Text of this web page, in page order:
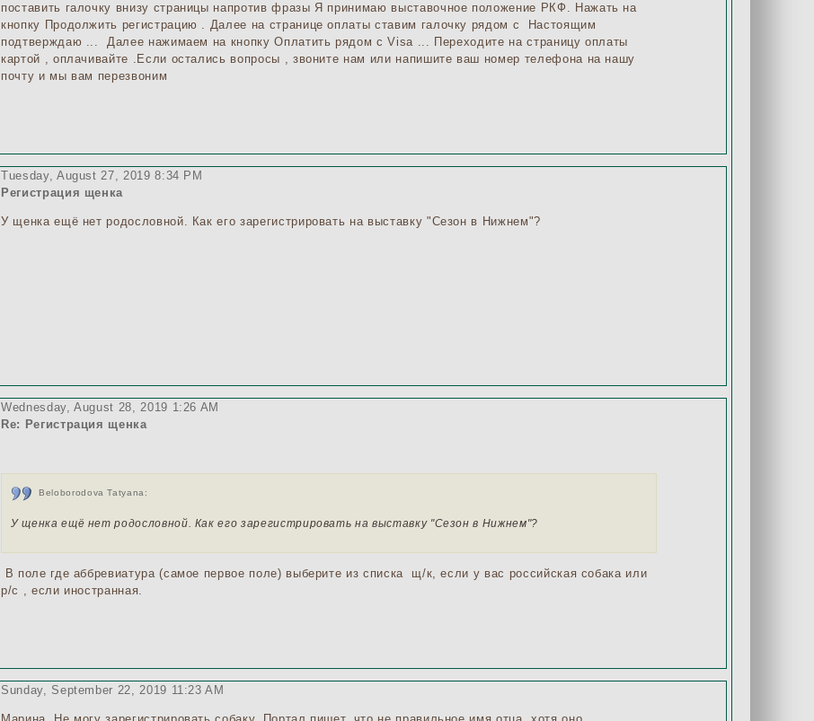
поставить галочку внизу страницы напротив фразы Я принимаю выставочное положение РКФ. Нажать на
кнопку Продолжить регистрацию . Далее на странице оплаты ставим галочку рядом с Настоящим
подтверждаю ... Далее нажимаем на кнопку Оплатить рядом с Visa ... Переходите на страницу оплаты
картой , оплачивайте .Если остались вопросы , звоните нам или напишите ваш номер телефона на нашу
почту и мы вам перезвоним
Tuesday, August 27, 2019 8:34 PM
Регистрация щенка
У щенка ещё нет родословной. Как его зарегистрировать на выставку "Сезон в Нижнем"?
Wednesday, August 28, 2019 1:26 AM
Re: Регистрация щенка
Beloborodova Tatyana:
У щенка ещё нет родословной. Как его зарегистрировать на выставку "Сезон в Нижнем"?
В поле где аббревиатура (самое первое поле) выберите из списка щ/к, если у вас российская собака или
p/c , если иностранная.
Sunday, September 22, 2019 11:23 AM